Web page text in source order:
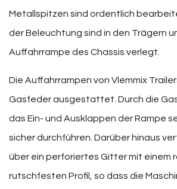
Metallspitzen sind ordentlich
der Beleuchtung sind in den Trägern
Auffahrrampe des Chassis verlegt.
Die Auffahrrampen von Vlemmix
Gasfeder ausgestattet. Durch die
das Ein- und Ausklappen der Rampe
sicher durchführen. Darüber hinaus
über ein perforiertes Gitter mit einem
rutschfesten Profil, so dass die